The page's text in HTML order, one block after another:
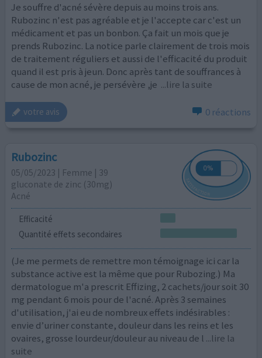
Je souffre d'acné sévère depuis au moins trois ans.
Rubozinc n'est pas agréable et je l'accepte car c'est un
médicament et pas un bonbon. Ça fait un mois que je
prends Rubozinc. La notice parle clairement de trois mois
de traitement réguliers et aussi de l'efficacité du produit
quand il est pris à jeun. Donc après tant de souffrances à
cause de mon acné, je persévère ,je ...lire la suite
votre avis 0 réactions
Rubozinc
05/05/2023 | Femme | 39
gluconate de zinc (30mg)
Acné
Efficacité
Quantité effets secondaires
(Je me permets de remettre mon témoignage ici car la
substance active est la même que pour Rubozing.) Ma
dermatologue m'a prescrit Effizing, 2 cachets/jour soit 30
mg pendant 6 mois pour de l'acné. Après 3 semaines
d'utilisation, j'ai eu de nombreux effets indésirables :
envie d’uriner constante, douleur dans les reins et les
ovaires, grosse lourdeur/douleur au niveau de l ...lire la
suite